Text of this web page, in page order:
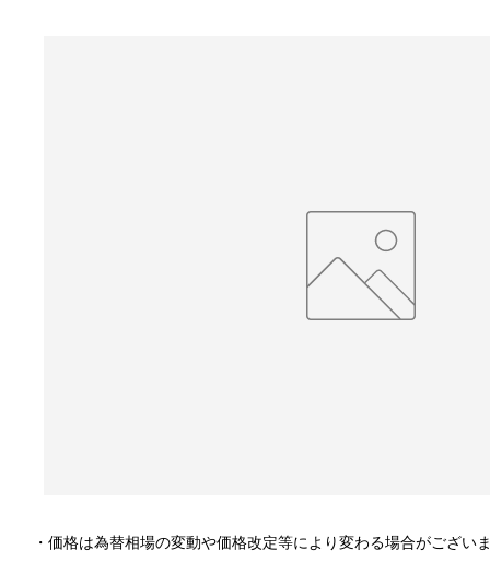
・価格は為替相場の変動や価格改定等により変わる場合がござい